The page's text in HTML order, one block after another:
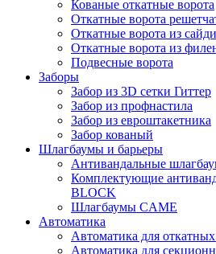
Кованые откатные ворота
Откатные ворота
Откатные ворота из
Откатные ворота из
Подвесные ворота
Заборы
Забор из 3D сетки Гиттер
Забор из профнастила
Забор из евроштакетника
Забор кованый
Шлагбаумы и барьеры
Антивандальные
Комплектующие
BLOCK
Шлагбаумы CAME
Автоматика
Автоматика для
Автоматика для